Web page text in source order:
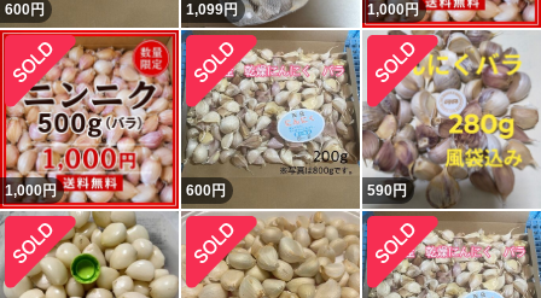
600円 1,099円 1,000円
1,000円 600円 590円